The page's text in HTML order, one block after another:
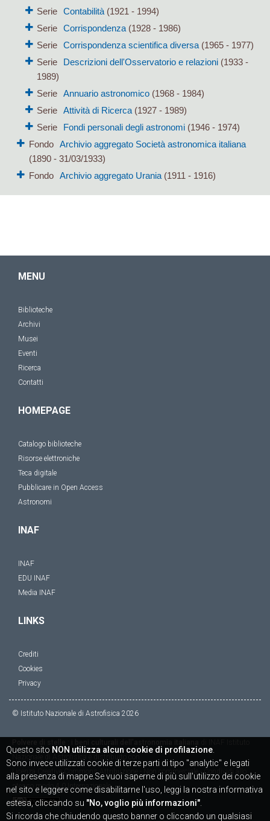
Serie Contabilità(1921 - 1994)
Serie Corrispondenza(1928 - 1986)
Serie Corrispondenza scientifica diversa(1965 - 1977)
Serie
Descrizioni dell'Osservatorio e relazioni(1933 -
1989)
Serie Annuario astronomico(1968 - 1984)
Serie Attività di Ricerca(1927 - 1989)
Serie
Fondi personali degli astronomi(1946 - 1974)
Fondo
Archivio aggregato Società astronomica italiana
(1890 - 31/03/1933)
Fondo
Archivio aggregato Urania(1911 - 1916)
MENU
Biblioteche
Archivi
Musei
Eventi
Ricerca
Contatti
HOMEPAGE
Catalogo biblioteche
Risorse elettroniche
Teca digitale
Pubblicare in Open Access
Astronomi
INAF
INAF
EDU INAF
Media INAF
LINKS
Crediti
Cookies
Privacy
© Istituto Nazionale di Astrofisica 2026
Licenza
Creative Commons Attribuzione - Non commerciale - Condividi allo
stesso modo 4.0 Internazionale
Questo sito NON utilizza alcun cookie di profilazione
Sono invece utilizzati cookie di terze parti di tipo "analytic" e legati
alla presenza di mappe.Se vuoi saperne di più sull'utilizzo dei cookie
nel sito e leggere come disabilitarne l'uso, leggi la nostra informativa
estesa, cliccando su "No, voglio più informazioni"
Si ricorda che chiudendo questo banner o cliccando un qualsiasi